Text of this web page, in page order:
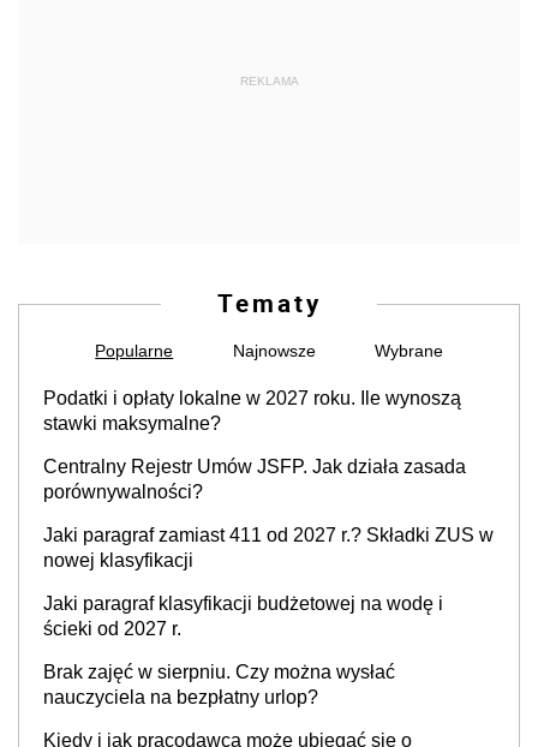
REKLAMA
Tematy
Popularne Najnowsze Wybrane
Podatki i opłaty lokalne w 2027 roku. Ile wynoszą
stawki maksymalne?
Centralny Rejestr Umów JSFP. Jak działa zasada
porównywalności?
Jaki paragraf zamiast 411 od 2027 r.? Składki ZUS w
nowej klasyfikacji
Jaki paragraf klasyfikacji budżetowej na wodę i
ścieki od 2027 r.
Brak zajęć w sierpniu. Czy można wysłać
nauczyciela na bezpłatny urlop?
Kiedy i jak pracodawca może ubiegać się o